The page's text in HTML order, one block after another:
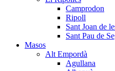
Camprodon
Ripoll
Sant Joan de
Sant Pau de
Masos
Alt Empordà
Agullana